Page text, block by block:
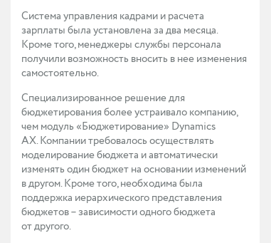
Система управления кадрами и расчета
зарплаты была установлена за два месяца.
Кроме того, менеджеры службы персонала
получили возможность вносить в нее изменения
самостоятельно.
Специализированное решение для
бюджетирования более устраивало компанию,
чем модуль «Бюджетирование» Dynamics
AX. Компании требовалось осуществлять
моделирование бюджета и автоматически
изменять один бюджет на основании изменений
в другом. Кроме того, необходима была
поддержка иерархического представления
бюджетов – зависимости одного бюджета
от другого.